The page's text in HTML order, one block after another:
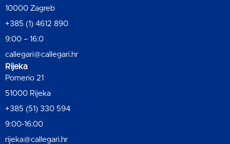
10000 Zagreb
+385 (1) 4612 890
9:00 – 16:0
callegari@callegari.hr
Rijeka
Pomerio 21
51000 Rijeka
+385 (51) 330 594
9:00-16:00
rijeka@callegari.hr